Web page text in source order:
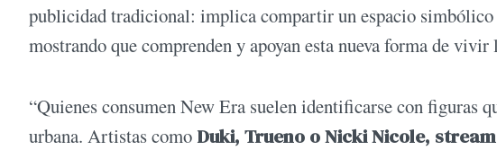
publicidad tradicional: implica compartir un espacio
mostrando que comprenden y apoyan esta nueva forma de
“Quienes consumen New Era suelen identificarse con figuras
urbana. Artistas como Duki, Trueno o Nicki Nicole,